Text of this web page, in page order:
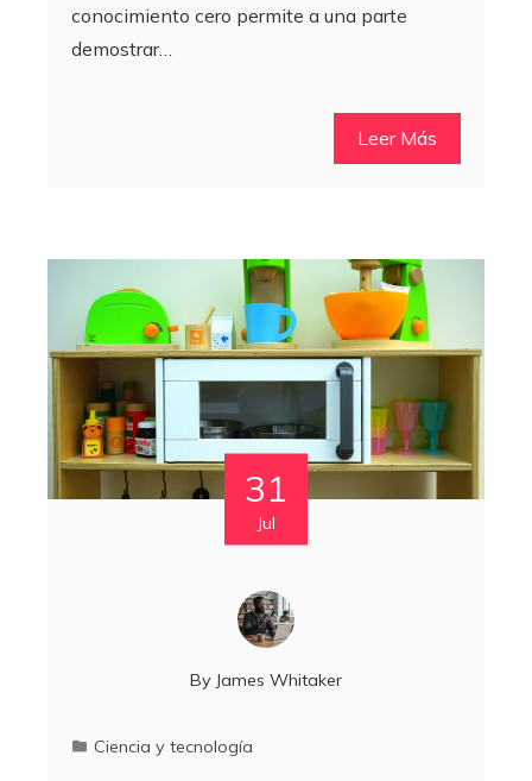
conocimiento cero permite a una parte
demostrar…
Leer Más
31
Jul
By James Whitaker
Ciencia y tecnología